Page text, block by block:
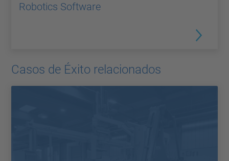
Robotics Software
Casos de Éxito relacionados